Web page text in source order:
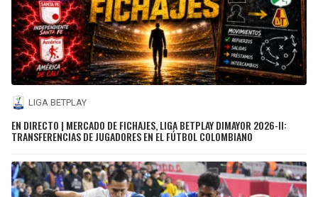
LIGA BETPLAY
EN DIRECTO | MERCADO DE FICHAJES, LIGA BETPLAY DIMAYOR 2026-II:
TRANSFERENCIAS DE JUGADORES EN EL FÚTBOL COLOMBIANO